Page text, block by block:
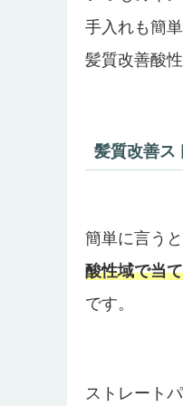
手入れも簡
髪質改善酸
髪質改善ス
簡単に言う
酸性域で当
です。
ストレート